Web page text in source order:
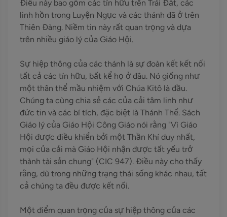
Điều này bao gồm các tín hữu trên Trái Đất, các
linh hồn trong Luyện Ngục và các thánh đã ở trên
Thiên Đàng. Niềm tin này rất quan trọng và dựa
trên nhiều giáo lý của Giáo Hội.
Sự hiệp thông của các thánh là sự đoàn kết kết nối
tất cả các tín hữu, bất kể họ ở đâu. Nó giống như
một thân thể mầu nhiệm với Chúa Kitô là đầu.
Chúng ta cùng chia sẻ các của cải tâm linh như
đức tin và các bí tích, đặc biệt là Thánh Thể. Sách
Giáo lý của Giáo Hội Công Giáo nói rằng "Vì Giáo
Hội được điều khiển bởi một Thần Khí duy nhất,
mọi của cải mà Giáo Hội nhận được tất yếu trở
thành tài sản chung" (CIC 947). Điều này cho thấy
rằng, dù trong những trạng thái sống khác nhau, tất
cả chúng ta đều được kết nối.
Một điểm quan trọng của sự hiệp thông của các